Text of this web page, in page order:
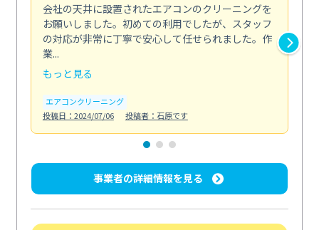
会社の天井に設置されたエアコンのクリーニングを
お願いしました。初めての利用でしたが、スタッフ
の対応が非常に丁寧で安心して任せられました。作
業...
もっと見る
エアコンクリーニング
投稿日：2024/07/06
投稿者：石原です
事業者の詳細情報を見る